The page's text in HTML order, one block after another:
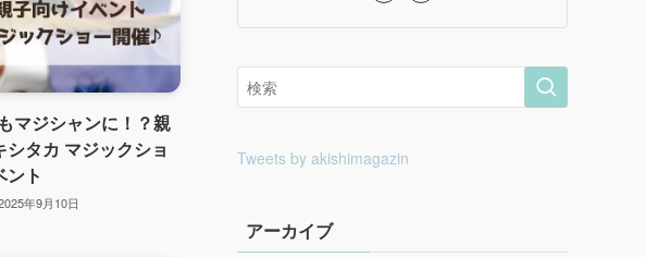
マジシャンに！？親
タカ マジックショ
ント
年9月10日